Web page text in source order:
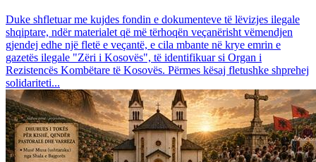
Duke shfletuar me kujdes fondin e dokumenteve të lëvizjes ilegale
shqiptare, ndër materialet që më tërhoqën veçanërisht vëmendjen
gjendej edhe një fletë e veçantë, e cila mbante në krye emrin e
gazetës ilegale "Zëri i Kosovës", të identifikuar si Organ i
Rezistencës Kombëtare të Kosovës. Përmes kësaj fletushke shprehej
solidariteti...